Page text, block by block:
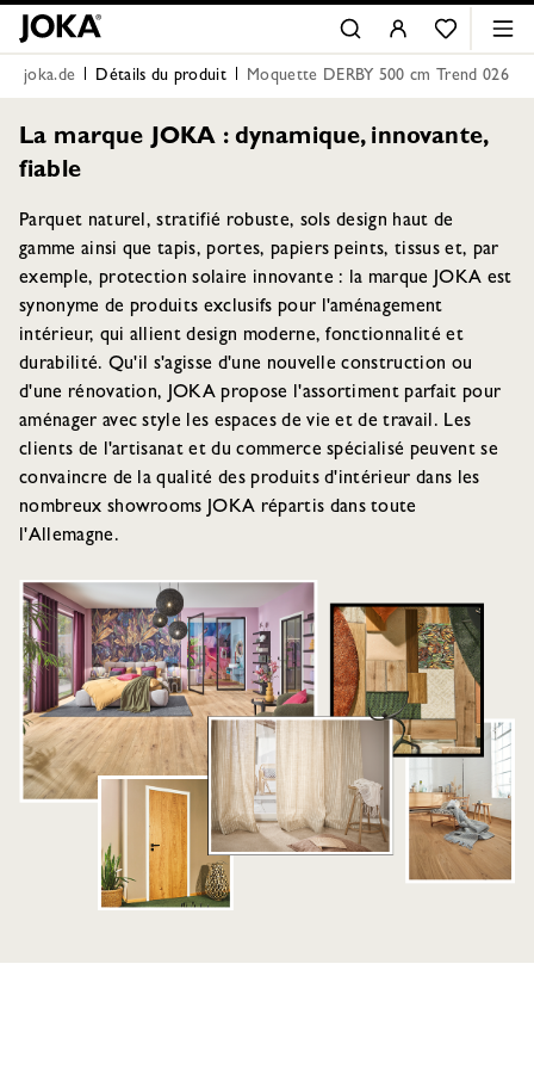
joka.de Détails du produit Moquette DERBY 500 cm Trend 026
La marque JOKA : dynamique, innovante,
fiable
Parquet naturel, stratifié robuste, sols design haut de
gamme ainsi que tapis, portes, papiers peints, tissus et, par
exemple, protection solaire innovante : la marque JOKA est
synonyme de produits exclusifs pour l'aménagement
intérieur, qui allient design moderne, fonctionnalité et
durabilité. Qu'il s'agisse d'une nouvelle construction ou
d'une rénovation, JOKA propose l'assortiment parfait pour
aménager avec style les espaces de vie et de travail. Les
clients de l'artisanat et du commerce spécialisé peuvent se
convaincre de la qualité des produits d'intérieur dans les
nombreux showrooms JOKA répartis dans toute
l'Allemagne.